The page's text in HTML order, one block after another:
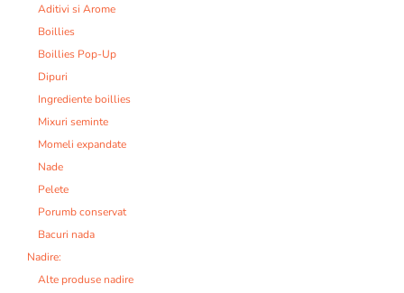
Aditivi si Arome
Boillies
Boillies Pop-Up
Dipuri
Ingrediente boillies
Mixuri seminte
Momeli expandate
Nade
Pelete
Porumb conservat
Bacuri nada
Nadire:
Alte produse nadire